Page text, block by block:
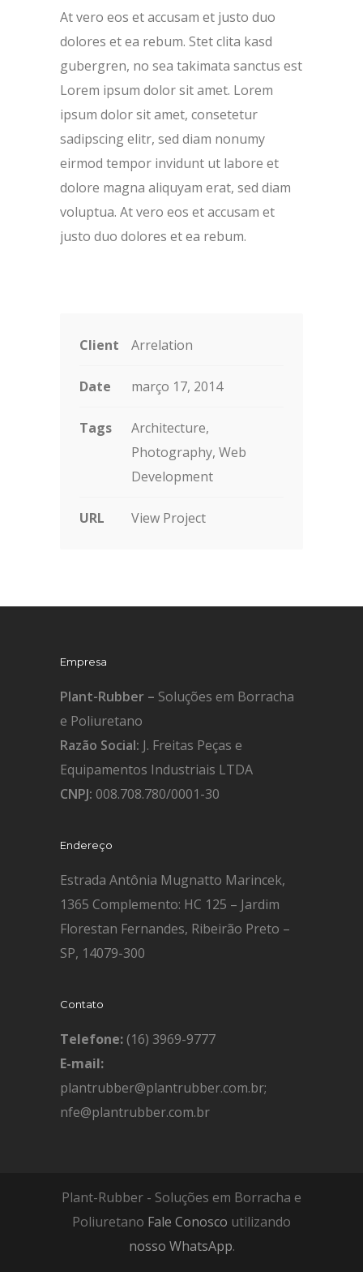
At vero eos et accusam et justo duo
dolores et ea rebum. Stet clita kasd
gubergren, no sea takimata sanctus est
Lorem ipsum dolor sit amet. Lorem
ipsum dolor sit amet, consetetur
sadipscing elitr, sed diam nonumy
eirmod tempor invidunt ut labore et
dolore magna aliquyam erat, sed diam
voluptua. At vero eos et accusam et
justo duo dolores et ea rebum.
Client Arrelation
Date março 17, 2014
Tags
Architecture,
Photography, Web
Development
URL View Project
Empresa
Plant-Rubber – Soluções em Borracha
e Poliuretano
Razão Social: J. Freitas Peças e
Equipamentos Industriais LTDA
CNPJ: 008.708.780/0001-30
Endereço
Estrada Antônia Mugnatto Marincek,
1365 Complemento: HC 125 – Jardim
Florestan Fernandes, Ribeirão Preto –
SP, 14079-300
Contato
Telefone: (16) 3969-9777
E-mail:
plantrubber@plantrubber.com.br;
nfe@plantrubber.com.br
Plant-Rubber - Soluções em Borracha e
Poliuretano Fale Conosco utilizando
nosso WhatsApp.